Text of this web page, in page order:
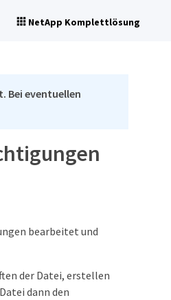
NetApp Komplettlösung
Bei eventuellen
bearbeitet und
der Datei, erstellen
dann den